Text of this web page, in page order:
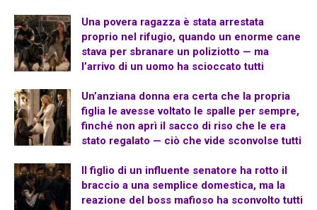
Una povera ragazza è stata arrestata
proprio nel rifugio, quando un enorme cane
stava per sbranare un poliziotto — ma
l’arrivo di un uomo ha scioccato tutti
Un’anziana donna era certa che la propria
figlia le avesse voltato le spalle per sempre,
finché non aprì il sacco di riso che le era
stato regalato — ciò che vide sconvolse tutti
Il figlio di un influente senatore ha rotto il
braccio a una semplice domestica, ma la
reazione del boss mafioso ha sconvolto tutti